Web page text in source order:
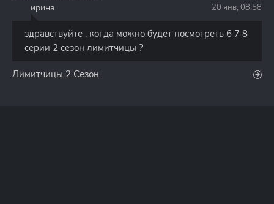
ирина 20 янв, 08:58
здравствуйте . когда можно будет посмотреть 6 7 8
серии 2 сезон лимитчицы ?
Лимитчицы 2 Сезон